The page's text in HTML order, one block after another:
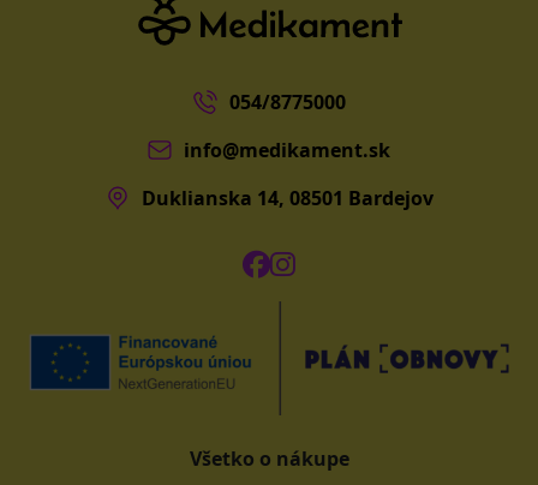
054/8775000
info@medikament.sk
Duklianska 14, 08501 Bardejov
Všetko o nákupe